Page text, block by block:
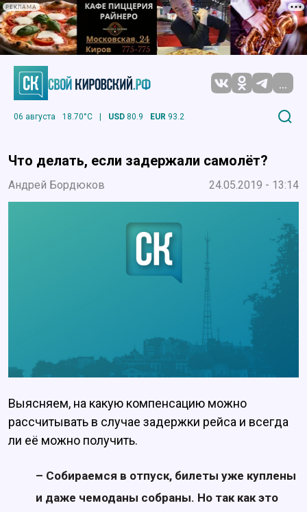
РЕКЛАМА
...
06 августа 18.70°C | USD 80.9 EUR 93.2
Что делать, если задержали самолёт?
Андрей Бордюков 24.05.2019 - 13:14
Выясняем, на какую компенсацию можно
рассчитывать в случае задержки рейса и всегда
ли её можно получить.
– Собираемся в отпуск, билеты уже куплены
и даже чемоданы собраны. Но так как это